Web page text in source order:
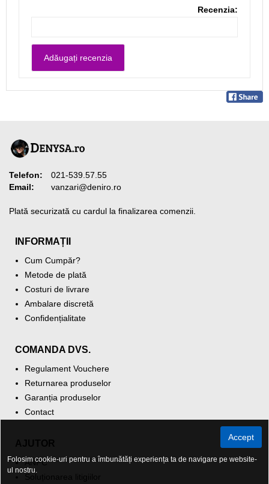
Recenzia:
Telefon:
021-539.57.55
Email:
vanzari@deniro.ro
Plată securizată cu cardul la finalizarea comenzii.
INFORMAȚII
Cum Cumpăr?
Metode de plată
Costuri de livrare
Ambalare discretă
Confidențialitate
COMANDA DVS.
Regulament Vouchere
Returnarea produselor
Garanția produselor
Contact
ANPC
Accept
Folosim cookie-uri pentru a îmbunătăți experiența ta de navigare pe website-
ul nostru.